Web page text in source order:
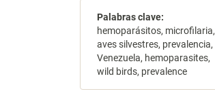
Palabras clave:
hemoparásitos, microfilaria,
aves silvestres, prevalencia,
Venezuela, hemoparasites,
wild birds, prevalence